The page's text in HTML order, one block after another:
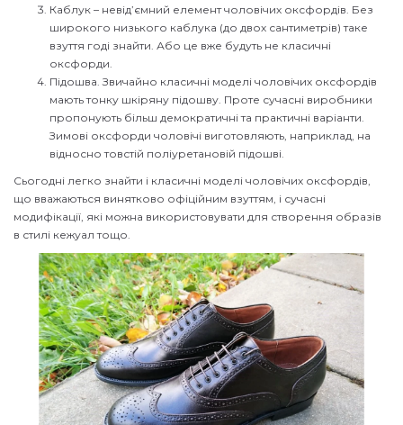
Каблук – невід’ємний елемент чоловічих оксфордів. Без
широкого низького каблука (до двох сантиметрів) таке
взуття годі знайти. Або це вже будуть не класичні
оксфорди.
Підошва. Звичайно класичні моделі чоловічих оксфордів
мають тонку шкіряну підошву. Проте сучасні виробники
пропонують більш демократичні та практичні варіанти.
Зимові оксфорди чоловічі виготовляють, наприклад, на
відносно товстій поліуретановій підошві.
Сьогодні легко знайти і класичні моделі чоловічих оксфордів,
що вважаються винятково офіційним взуттям, і сучасні
модифікації, які можна використовувати для створення образів
в стилі кежуал тощо.